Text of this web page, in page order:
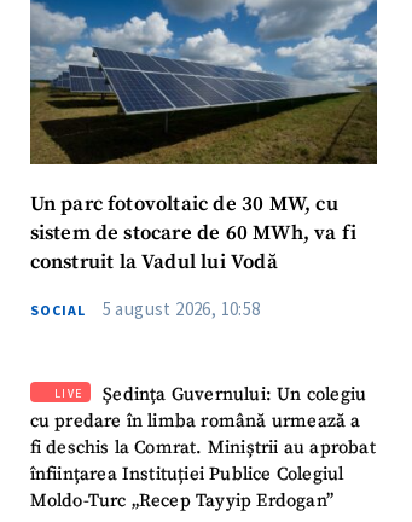
Un parc fotovoltaic de 30 MW, cu
sistem de stocare de 60 MWh, va fi
construit la Vadul lui Vodă
SOCIAL 5 august 2026, 10:58
LIVE
Ședința Guvernului: Un colegiu
cu predare în limba română urmează a
fi deschis la Comrat. Miniștrii au aprobat
înființarea Instituției Publice Colegiul
Moldo-Turc „Recep Tayyip Erdogan”